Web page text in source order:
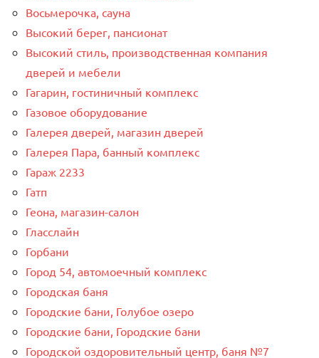
Восьмерочка, сауна
Высокий берег, пансионат
Высокий стиль, производственная компания
дверей и мебели
Гагарин, гостиничный комплекс
Газовое оборудование
Галерея дверей, магазин дверей
Галерея Пара, банный комплекс
Гараж 2233
Гатп
Геона, магазин-салон
Гласслайн
Горбани
Город 54, автомоечный комплекс
Городская баня
Городские бани, Голубое озеро
Городские бани, Городские бани
Городской оздоровительный центр, баня №7